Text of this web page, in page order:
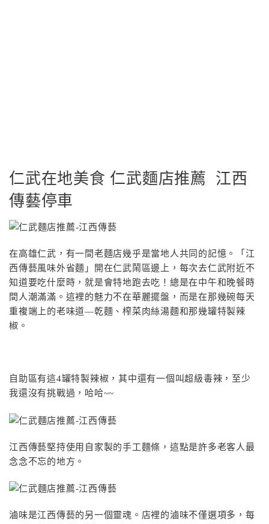
仁武在地美食 仁武麵店推薦 江西
傳藝停車
在高雄仁武，有一間老麵店幾乎是當地人共同的記憶。「江
西傳藝風味外省麵」開在仁武鬧區邊上，每次去仁武附近不
知道要吃什麼時，就是會特地跑去吃！總是在中午和晚餐時
間人潮滿滿。這裡的魅力不在華麗擺盤，而是在那幾碗每天
重複端上的老味道—乾麵、榨菜肉絲湯麵和那幾罐特製辣
椒。
自助區有這4罐特製辣椒，其中還有一個叫超級毒辣，至少
我還沒有挑戰過，哈哈~~
江西傳藝堅持使用自家製的手工麵條，這點是許多老客人最
念念不忘的地方。
滷味是江西傳藝的另一個靈魂。店裡的滷味不僅選項多，每